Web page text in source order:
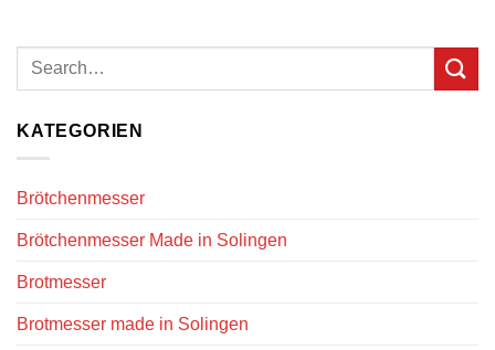
KATEGORIEN
Brötchenmesser
Brötchenmesser Made in Solingen
Brotmesser
Brotmesser made in Solingen